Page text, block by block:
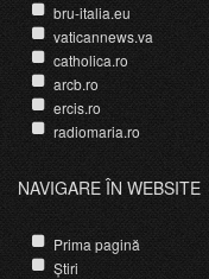
bru-italia.eu
vaticannews.va
catholica.ro
arcb.ro
ercis.ro
radiomaria.ro
NAVIGARE ÎN WEBSITE
Prima pagină
Știri